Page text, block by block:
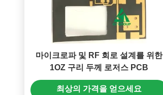
마이크로파 및 RF 회로 설계를 위한
1OZ 구리 두께 로저스 PCB
최상의 가격을 얻으세요